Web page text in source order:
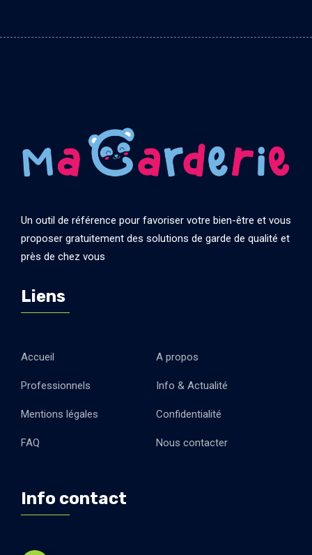
Un outil de référence pour favoriser votre bien-être et vous
proposer gratuitement des solutions de garde de qualité et
près de chez vous
Liens
Accueil A propos
Professionnels Info & Actualité
Mentions légales Confidentialité
FAQ Nous contacter
Info contact